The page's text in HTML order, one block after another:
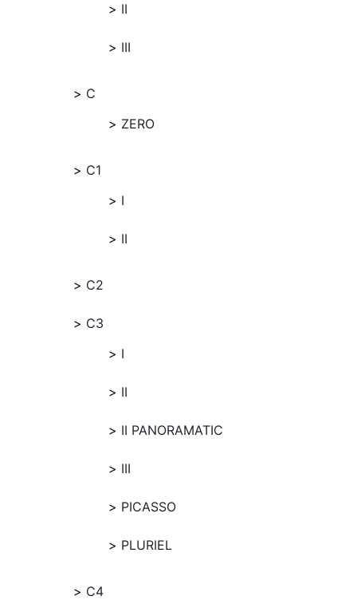
II
III
C
ZERO
C1
I
II
C2
C3
I
II
II PANORAMATIC
III
PICASSO
PLURIEL
C4